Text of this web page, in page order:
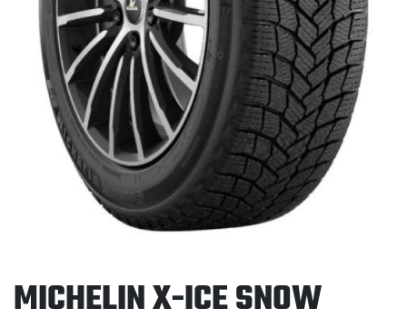
MICHELIN X-ICE SNOW